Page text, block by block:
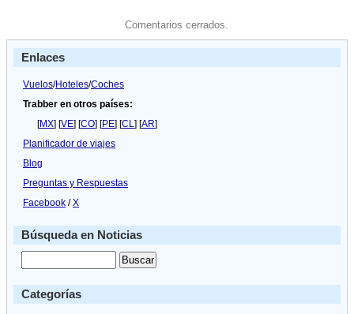
Comentarios cerrados.
Enlaces
Vuelos/Hoteles/Coches
Trabber en otros países:
[MX] [VE] [CO] [PE] [CL] [AR]
Planificador de viajes
Blog
Preguntas y Respuestas
Facebook /X
Búsqueda en Noticias
Categorías